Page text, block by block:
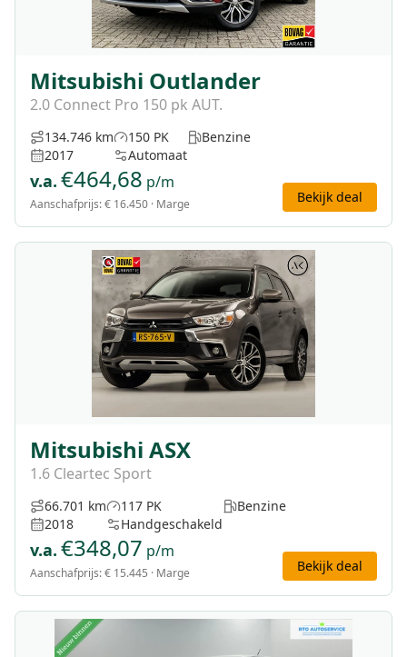
Mitsubishi Outlander
2.0 Connect Pro 150 pk AUT.
134.746 km
2017
150 PK
Automaat
Benzine
v.a. €464,68 p/m
Aanschafprijs:€ 16.450 · Marge Bekijk deal
Mitsubishi ASX
1.6 Cleartec Sport
66.701 km
2018
117 PK
Handgeschakeld
Benzine
v.a. €348,07 p/m
Aanschafprijs:€ 15.445 · Marge Bekijk deal